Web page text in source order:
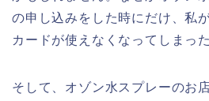
の申し込みをした時にだけ、私
カードが使えなくなってしまっ
そして、オゾン水スプレーのお